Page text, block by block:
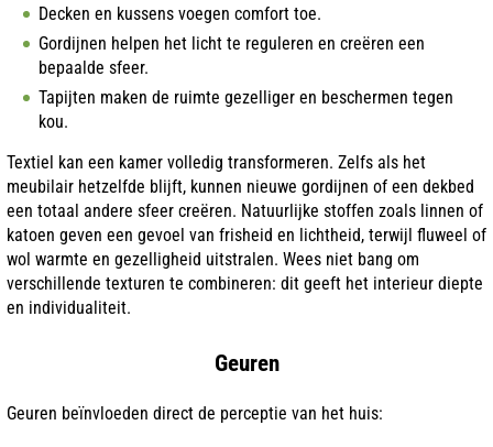
Decken en kussens voegen comfort toe.
Gordijnen helpen het licht te reguleren en creëren een
bepaalde sfeer.
Tapijten maken de ruimte gezelliger en beschermen tegen
kou.
Textiel kan een kamer volledig transformeren. Zelfs als het
meubilair hetzelfde blijft, kunnen nieuwe gordijnen of een dekbed
een totaal andere sfeer creëren. Natuurlijke stoffen zoals linnen of
katoen geven een gevoel van frisheid en lichtheid, terwijl fluweel of
wol warmte en gezelligheid uitstralen. Wees niet bang om
verschillende texturen te combineren: dit geeft het interieur diepte
en individualiteit.
Geuren
Geuren beïnvloeden direct de perceptie van het huis: